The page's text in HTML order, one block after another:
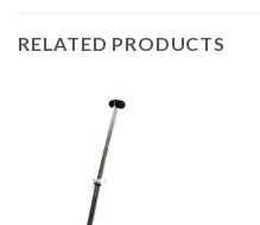
RELATED PRODUCTS